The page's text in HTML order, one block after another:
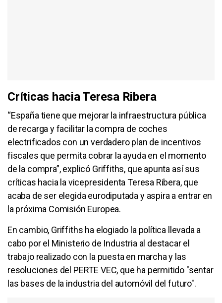
Críticas hacia Teresa Ribera
“España tiene que mejorar la infraestructura pública
de recarga y facilitar la compra de coches
electrificados con un verdadero plan de incentivos
fiscales que permita cobrar la ayuda en el momento
de la compra”, explicó Griffiths, que apunta así sus
críticas hacia la vicepresidenta Teresa Ribera, que
acaba de ser elegida eurodiputada y aspira a entrar en
la próxima Comisión Europea.
En cambio, Griffiths ha elogiado la política llevada a
cabo por el Ministerio de Industria al destacar el
trabajo realizado con la puesta en marcha y las
resoluciones del PERTE VEC, que ha permitido "sentar
las bases de la industria del automóvil del futuro".